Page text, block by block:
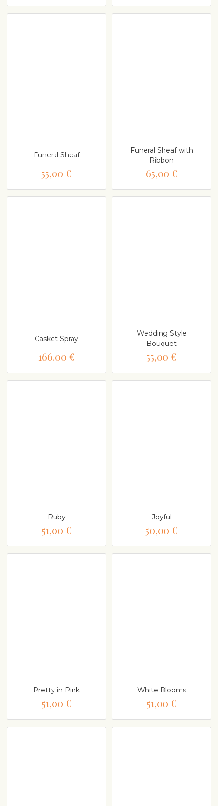
Funeral Sheaf
55,00 €
Funeral Sheaf with
Ribbon
65,00 €
Casket Spray
166,00 €
Wedding Style
Bouquet
55,00 €
Ruby
51,00 €
Joyful
50,00 €
Pretty in Pink
51,00 €
White Blooms
51,00 €